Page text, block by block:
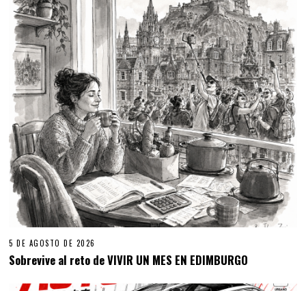
5 DE AGOSTO DE 2026
Sobrevive al reto de VIVIR UN MES EN EDIMBURGO